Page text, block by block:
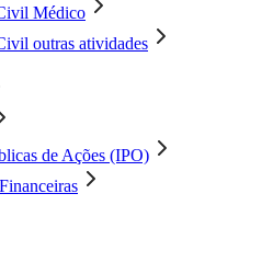
Médico
outras atividades
de Ações (IPO)